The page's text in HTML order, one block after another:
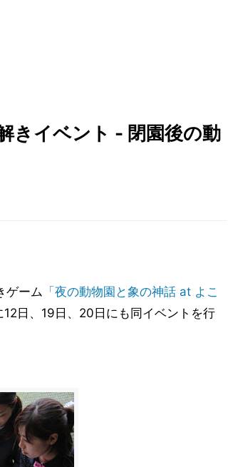
きイベント - 閉園後の動
ゲーム 「夜の動物園と象の神話 at よこ
日、19日、20日にも同イベントを行